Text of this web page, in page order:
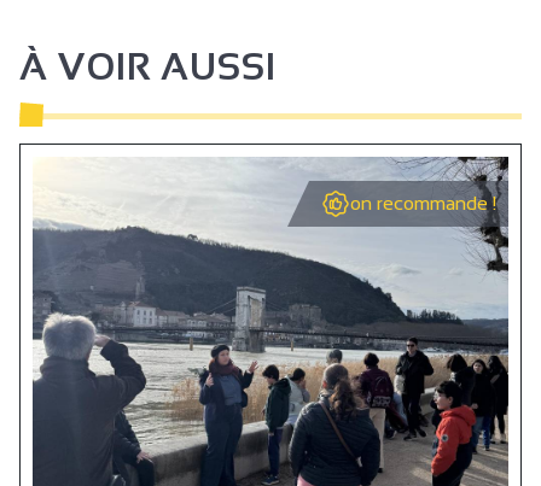
À VOIR AUSSI
on recommande !